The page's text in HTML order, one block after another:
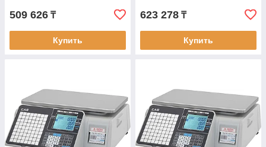
509 626 ₸
Купить
623 278 ₸
Купить